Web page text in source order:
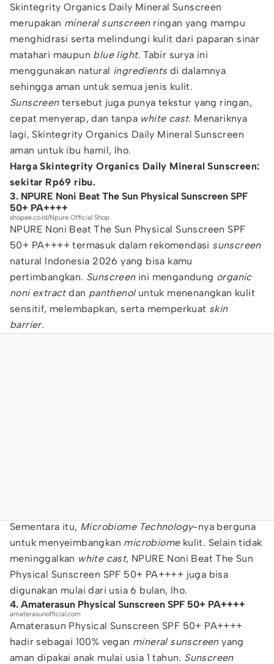
Skintegrity Organics Daily Mineral Sunscreen
merupakan mineral sunscreenringan yang mampu
menghidrasi serta melindungi kulit dari paparan sinar
matahari maupun blue light.Tabir surya ini
menggunakan natural ingredients di dalamnya
sehingga aman untuk semua jenis kulit.
Sunscreen tersebut juga punya tekstur yang ringan,
cepat menyerap, dan tanpa white cast. Menariknya
lagi, Skintegrity Organics Daily Mineral Sunscreen
aman untuk ibu hamil, lho.
Harga Skintegrity Organics Daily Mineral Sunscreen:
sekitar Rp69 ribu.
3. NPURE Noni Beat The Sun Physical Sunscreen SPF
50+ PA++++
shopee.co.id/Npure Official Shop
NPURE Noni Beat The Sun Physical Sunscreen SPF
50+ PA++++ termasuk dalam rekomendasi sunscreen
natural Indonesia 2026 yang bisa kamu
pertimbangkan. Sunscreen ini mengandung organic
noni extractdan panthenol untuk menenangkan kulit
sensitif, melembapkan, serta memperkuat skin
barrier.
Sementara itu, Microbiome Technology-nya berguna
untuk menyeimbangkan microbiome kulit. Selain tidak
meninggalkan white cast, NPURE Noni Beat The Sun
Physical Sunscreen SPF 50+ PA++++ juga bisa
digunakan mulai dari usia 6 bulan, lho.
4. Amaterasun Physical Sunscreen SPF 50+ PA++++
amaterasunofficial.com
Amaterasun Physical Sunscreen SPF 50+ PA++++
hadir sebagai 100% vegan mineral sunscreenyang
aman dipakai anak mulai usia 1 tahun. Sunscreen